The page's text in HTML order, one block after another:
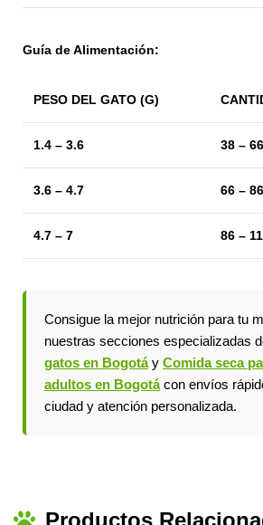
Guía de Alimentación:
PESO DEL GATO (G)
1.4 – 3.6 38 –
3.6 – 4.7 66 –
4.7 – 7 86 –
Consigue la mejor nutrición para tu
nuestras secciones especializadas
gatos en Bogotáy Comida seca
adultos en Bogotácon envíos
ciudad y atención personalizada.
Productos